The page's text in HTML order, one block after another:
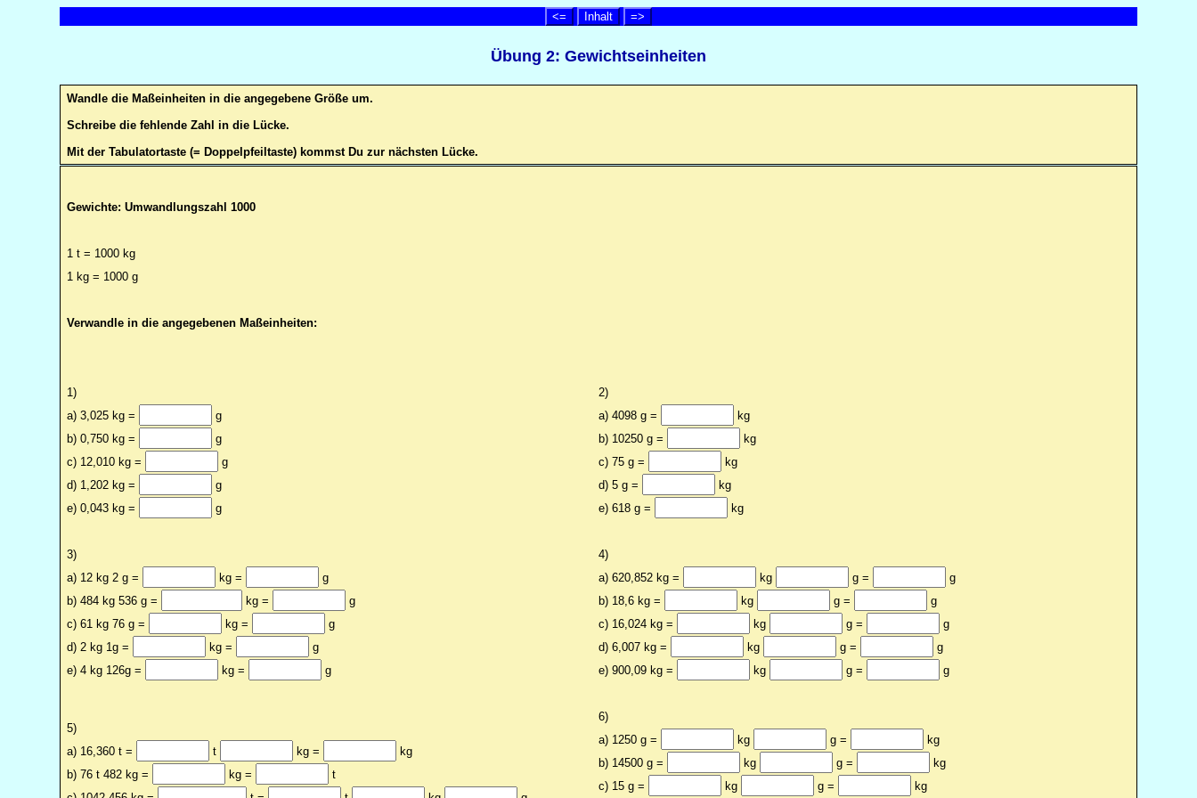
<= Inhalt =>
Übung 2: Gewichtseinheiten
Wandle die Maßeinheiten in die angegebene Größe um.
Schreibe die fehlende Zahl in die Lücke.
Mit der Tabulatortaste (= Doppelpfeiltaste) kommst Du zur nächsten Lücke.
Gewichte: Umwandlungszahl 1000
1 t = 1000 kg
1 kg = 1000 g
Verwandle in die angegebenen Maßeinheiten:
1)
a) 3,025 kg =
g
b) 0,750 kg =
g
c) 12,010 kg =
g
d) 1,202 kg =
g
e) 0,043 kg =
g
2)
a) 4098 g =
kg
b) 10250 g =
kg
c) 75 g =
kg
d) 5 g =
kg
e) 618 g =
kg
3)
a) 12 kg 2 g =
kg =
g
b) 484 kg 536 g =
kg =
g
c) 61 kg 76 g =
kg =
g
d) 2 kg 1g =
kg =
g
e) 4 kg 126g =
kg = g
4)
a) 620,852 kg =
kg g =
g
b) 18,6 kg =
kg g =
g
c) 16,024 kg =
kg g =
g
d) 6,007 kg =
kg g =
g
e) 900,09 kg =
kg g = g
5)
a) 16,360 t =
t kg =
kg
b) 76 t 482 kg =
kg =
t
6)
a) 1250 g =
kg g =
kg
b) 14500 g =
kg g =
kg
c) 15 g =
kg g = kg